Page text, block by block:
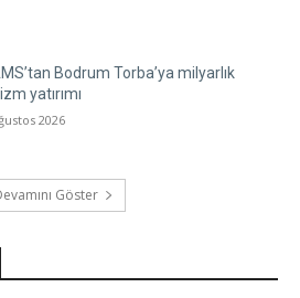
Bodrum Torba’ya milyarlık
yatırımı
2026
Göster